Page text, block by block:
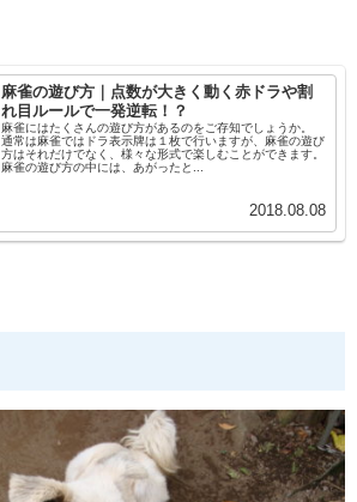
麻雀の遊び方｜点数が大きく動く赤ドラや割
れ目ルールで一発逆転！？
麻雀にはたくさんの遊び方があるのをご存知でしょうか。
通常は麻雀ではドラ表示牌は１枚で行いますが、麻雀の遊び
方はそれだけでなく、様々な形式で楽しむことができます。
麻雀の遊び方の中には、あがったと...
2018.08.08